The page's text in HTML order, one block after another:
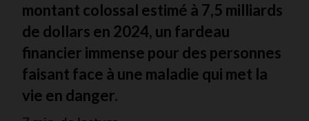
montant colossal estimé à 7,5 milliards
de dollars en 2024, un fardeau
financier immense pour des personnes
faisant face à une maladie qui met la
vie en danger.